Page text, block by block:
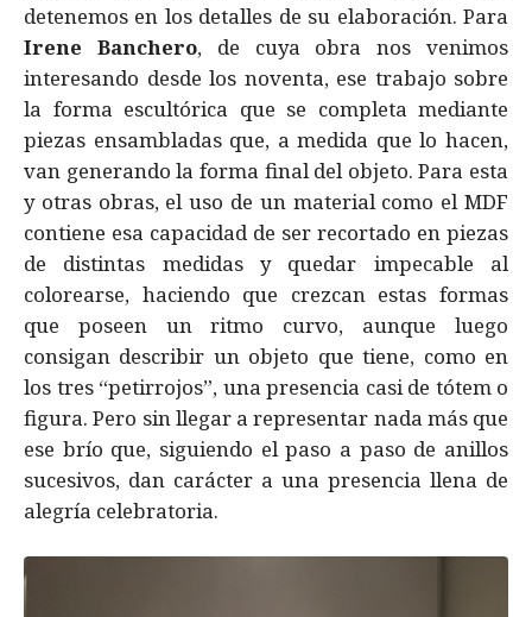
detenemos en los detalles de su elaboración. Para
Irene Banchero, de cuya obra nos venimos
interesando desde los noventa, ese trabajo sobre
la forma escultórica que se completa mediante
piezas ensambladas que, a medida que lo hacen,
van generando la forma final del objeto. Para esta
y otras obras, el uso de un material como el MDF
contiene esa capacidad de ser recortado en piezas
de distintas medidas y quedar impecable al
colorearse, haciendo que crezcan estas formas
que poseen un ritmo curvo, aunque luego
consigan describir un objeto que tiene, como en
los tres “petirrojos”, una presencia casi de tótem o
figura. Pero sin llegar a representar nada más que
ese brío que, siguiendo el paso a paso de anillos
sucesivos, dan carácter a una presencia llena de
alegría celebratoria.